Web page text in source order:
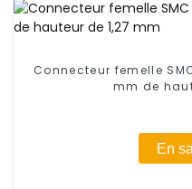
Connecteur femelle
mm de
En